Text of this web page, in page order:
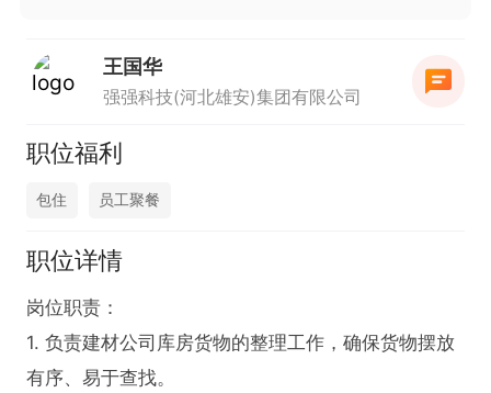
王国华
强强科技(河北雄安)集团有限公司
职位福利
包住 员工聚餐
职位详情
岗位职责：
1. 负责建材公司库房货物的整理工作，确保货物摆放
有序、易于查找。